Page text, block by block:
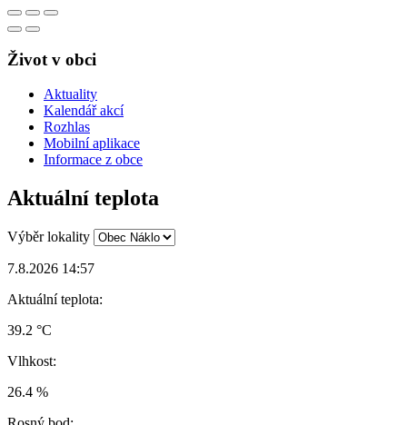
Život v obci
Aktuality
Kalendář akcí
Rozhlas
Mobilní aplikace
Informace z obce
Aktuální teplota
Výběr lokality
7.8.2026 14:57
Aktuální teplota:
39.2 °C
Vlhkost:
26.4 %